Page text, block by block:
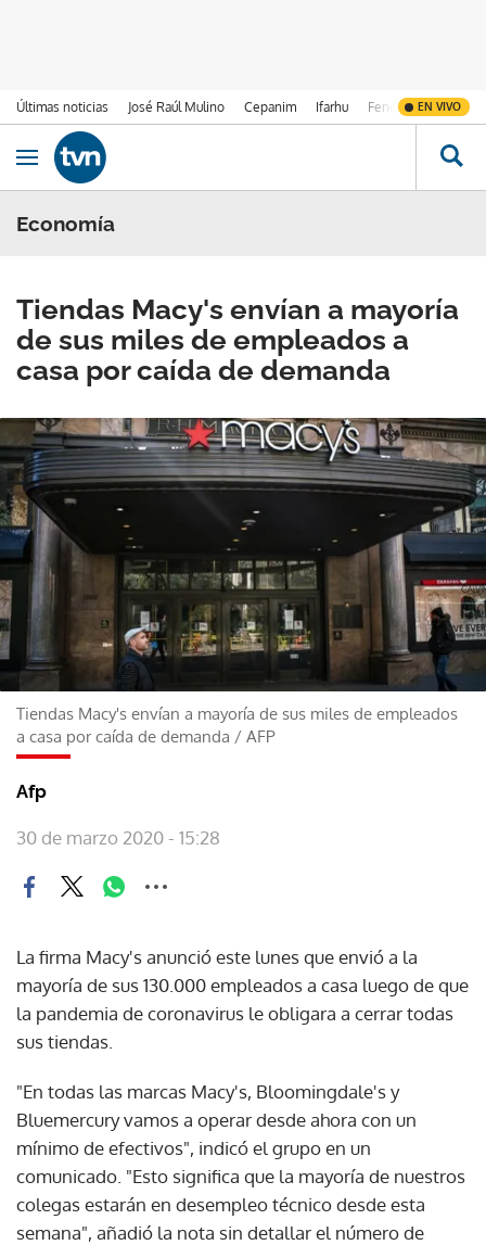
Últimas noticias José Raúl Mulino Cepanim Ifarhu Fenómeno de El
EN VIVO
Ir al contenido
Obrir navegació
Economía
Tiendas Macy's envían a mayoría
de sus miles de empleados a
casa por caída de demanda
Tiendas Macy's envían a mayoría de sus miles de empleados
a casa por caída de demanda / AFP
Afp
30 de marzo 2020 - 15:28
La firma Macy's anunció este lunes que envió a la
mayoría de sus 130.000 empleados a casa luego de que
la pandemia de coronavirus le obligara a cerrar todas
sus tiendas.
"En todas las marcas Macy's, Bloomingdale's y
Bluemercury vamos a operar desde ahora con un
mínimo de efectivos", indicó el grupo en un
comunicado. "Esto significa que la mayoría de nuestros
colegas estarán en desempleo técnico desde esta
semana", añadió la nota sin detallar el número de